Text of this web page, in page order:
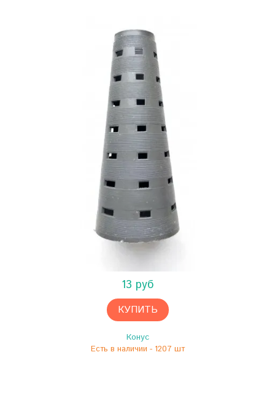
13 руб
КУПИТЬ
Конус
Есть в наличии - 1207 шт